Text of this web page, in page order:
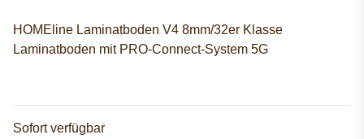
HOMEline Laminatboden V4 8mm/32er Klasse
Laminatboden mit PRO-Connect-System 5G
Sofort verfügbar